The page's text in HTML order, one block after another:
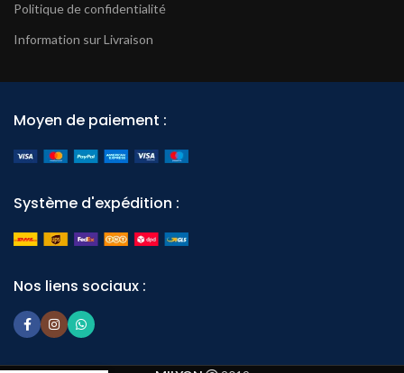
Politique de confidentialité
Information sur Livraison
Moyen de paiement :
Système d'expédition :
Nos liens sociaux :